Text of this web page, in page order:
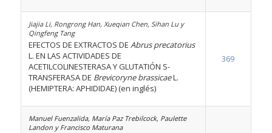
Jiajia Li, Rongrong Han, Xueqian Chen, Sihan Lu y
Qingfeng Tang
EFECTOS DE EXTRACTOS DE Abrus precatorius
L. EN LAS ACTIVIDADES DE
ACETILCOLINESTERASA Y GLUTATIÓN S-
TRANSFERASA DE Brevicoryne brassicaeL.
(HEMIPTERA: APHIDIDAE) (en inglés)
369
Manuel Fuenzalida, María Paz Trebilcock, Paulette
Landon y Francisco Maturana